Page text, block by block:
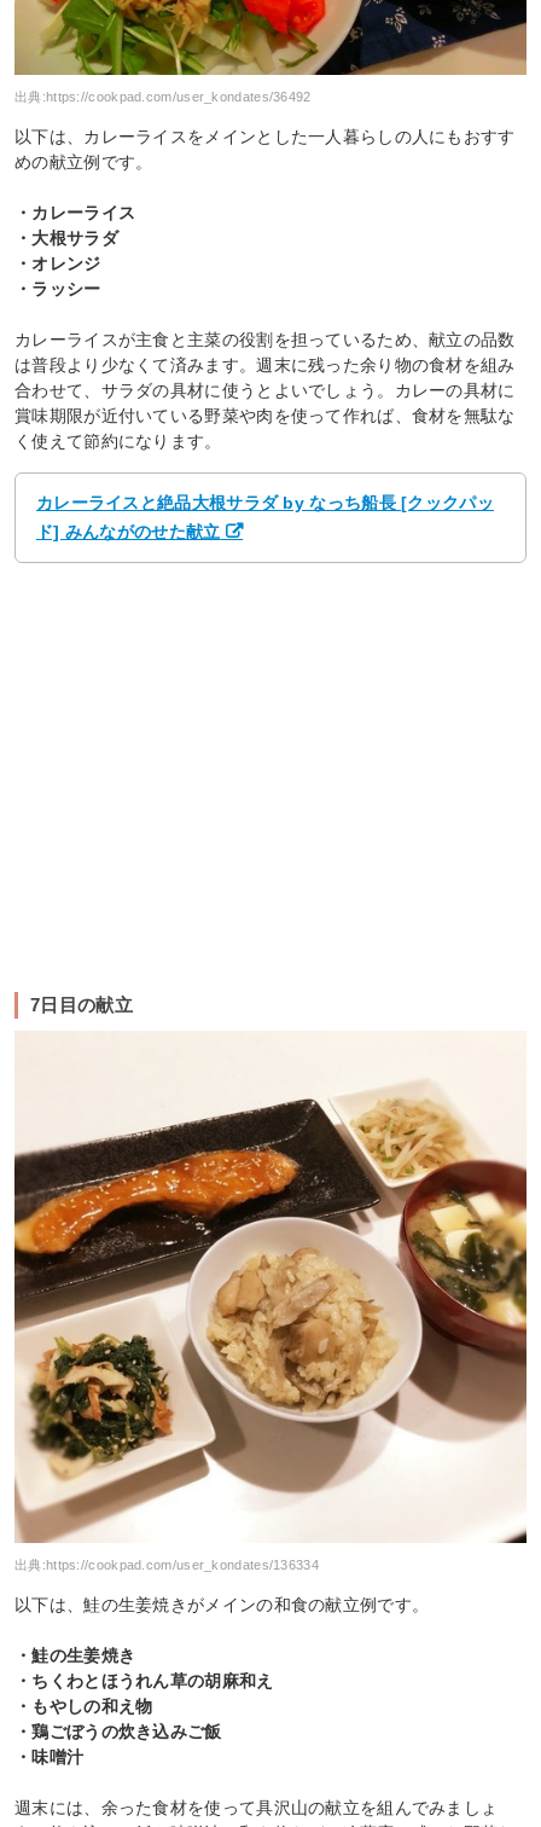
出典:https://cookpad.com/user_kondates/36492
以下は、カレーライスをメインとした一人暮らしの人にもおすす
めの献立例です。
・カレーライス
・大根サラダ
・オレンジ
・ラッシー
カレーライスが主食と主菜の役割を担っているため、献立の品数
は普段より少なくて済みます。週末に残った余り物の食材を組み
合わせて、サラダの具材に使うとよいでしょう。カレーの具材に
賞味期限が近付いている野菜や肉を使って作れば、食材を無駄な
く使えて節約になります。
カレーライスと絶品大根サラダ by なっち船長 [クックパッ
ド] みんながのせた献立
7日目の献立
出典:https://cookpad.com/user_kondates/136334
以下は、鮭の生姜焼きがメインの和食の献立例です。
・鮭の生姜焼き
・ちくわとほうれん草の胡麻和え
・もやしの和え物
・鶏ごぼうの炊き込みご飯
・味噌汁
週末には、余った食材を使って具沢山の献立を組んでみましょ